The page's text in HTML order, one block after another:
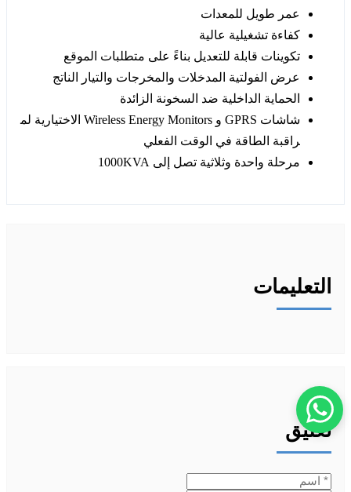
عمر طويل للمعدات
كفاءة تشغيلية عالية
تكوينات قابلة للتعديل بناءً على متطلبات الموقع
عرض الفولتية المدخلات والمخرجات والتيار الناتج
الحماية الداخلية ضد السخونة الزائدة
شاشات GPRS و Wireless Energy Monitors الاختيارية لم
راقبة الطاقة في الوقت الفعلي
مرحلة واحدة وثلاثية تصل إلى 1000KVA
التعليمات
تعليق